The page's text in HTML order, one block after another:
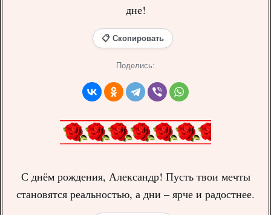
дне!
📋 Скопировать
Поделись:
С днём рождения, Александр! Пусть твои мечты
становятся реальностью, а дни – ярче и радостнее.